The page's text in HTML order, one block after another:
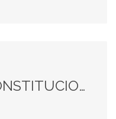
PENAL. PRINCIPIO IN DUBIO PRO REO. DEBIDO PROCESO.